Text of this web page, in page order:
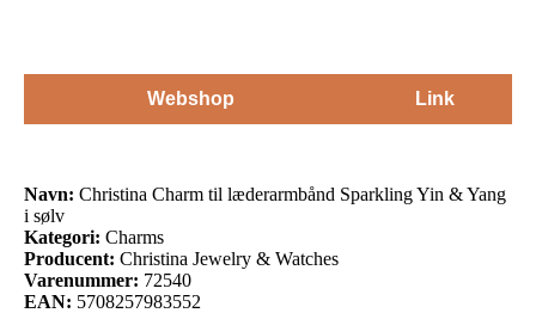
Webshop Link
Navn: Christina Charm til læderarmbånd Sparkling Yin & Yang
i sølv
Kategori: Charms
Producent: Christina Jewelry & Watches
Varenummer: 72540
EAN: 5708257983552